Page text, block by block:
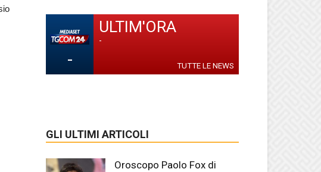
-
ULTIM'ORA
-
TUTTE LE NEWS
GLI ULTIMI ARTICOLI
Oroscopo Paolo Fox di